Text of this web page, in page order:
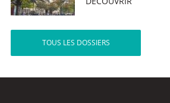
TOUS LES DOSSIERS